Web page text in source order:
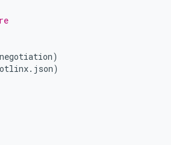
negotiation)
. json)